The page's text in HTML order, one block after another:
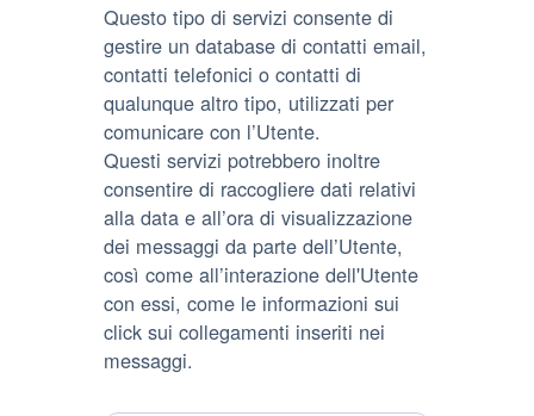
Questo tipo di servizi consente di
gestire un database di contatti email,
contatti telefonici o contatti di
qualunque altro tipo, utilizzati per
comunicare con l’Utente.
Questi servizi potrebbero inoltre
consentire di raccogliere dati relativi
alla data e all’ora di visualizzazione
dei messaggi da parte dell’Utente,
così come all’interazione dell'Utente
con essi, come le informazioni sui
click sui collegamenti inseriti nei
messaggi.